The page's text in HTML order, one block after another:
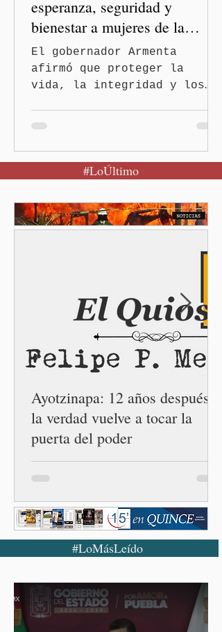
esperanza, seguridad y
bienestar a mujeres de la
periferia urbana
El gobernador Armenta
afirmó que proteger la
vida, la integridad y los
Puebla, Pue.-Cuando una
mujer encuentra un lugar
también recupera la
esperanza de vivir sin
Igualdad, Bienestar, Redes,
Emancipación) número 62 y
la Casa Carmen Serdán
número 25 en el estado, la
cuarta en la c
#LoÚltimo
Ayotzinapa: 12 años después,
la verdad vuelve a tocar la
puerta del poder
#LoMásLeído